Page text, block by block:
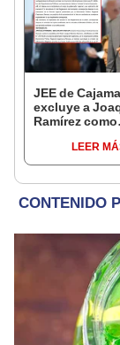
JEE de
excluye a
Ramírez como
regional por
sentencia
LEER